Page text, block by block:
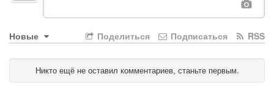
Новые RSS
Подписаться
Поделиться
Никто ещё не оставил комментариев, станьте первым.